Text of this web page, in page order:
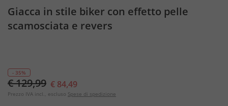
Giacca in stile biker con effetto pelle
scamosciata e revers
- 35%
€ 129,99 € 84,49
Prezzo IVA incl., escluso Spese di spedizione